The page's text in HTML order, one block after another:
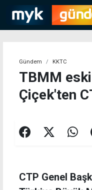
Gündem KKTC
TBMM
Çiçek'ten
CTP Genel